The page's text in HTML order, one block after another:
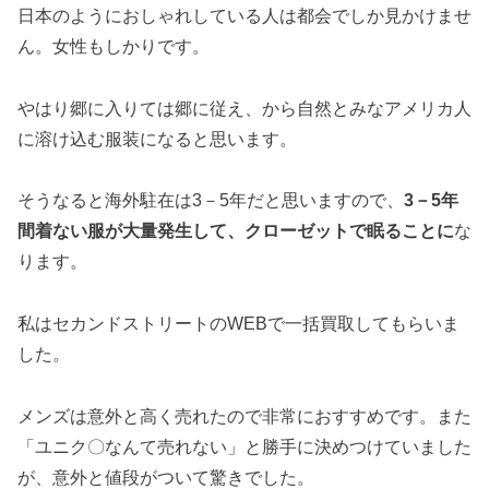
日本のようにおしゃれしている人は都会でしか見かけませ
ん。女性もしかりです。
やはり郷に入りては郷に従え、から自然とみなアメリカ人
に溶け込む服装になると思います。
そうなると海外駐在は3－5年だと思いますので、 3－5年
間着ない服が大量発生して、クローゼットで眠ることにな
ります。
私はセカンドストリートのWEBで一括買取してもらいま
した。
メンズは意外と高く売れたので非常におすすめです。また
「ユニク〇なんて売れない」と勝手に決めつけていました
が、意外と値段がついて驚きでした。